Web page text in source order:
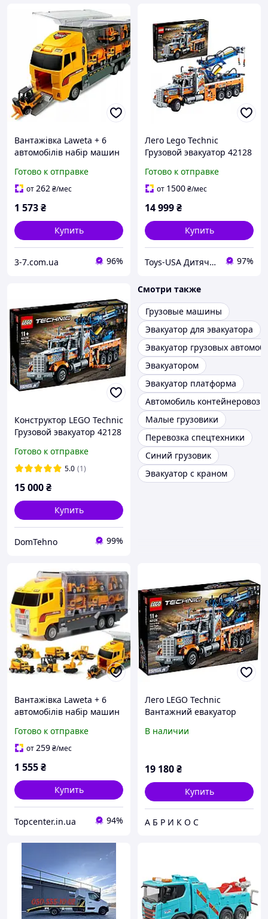
Вантажівка Laweta + 6
автомобілів набір машин
легкові будівельна
техніка 6 шт Doris
Готово к отправке
от262₴/мес
1 573₴
Купить
3-7.com.ua 96%
Лего Lego Technic
Грузовой эвакуатор 42128
Готово к отправке
от 1500₴/мес
14 999₴
Купить
Toys-USA Дитячі іграшки зі США та Європи 97%
Конструктор LEGO Technic
Грузовой эвакуатор 42128
Готово к отправке
5.0 (1)
15 000₴
Купить
DomTehno 99%
Смотри также
Грузовые машины
Эвакуатор для эвакуатора
Эвакуатор грузовых
Эвакуатором
Эвакуатор платформа
Автомобиль контейнеровоз
Малые грузовики
Перевозка спецтехники
Синий грузовик
Эвакуатор с краном
Вантажівка Laweta + 6
автомобілів набір машин
легкові будівельна
техніка 6 шт Doris
Готово к отправке
от259₴/мес
1 555₴
Купить
Topcenter.in.ua 94%
Лего LEGO Technic
Вантажний евакуатор
В наличии
19 180₴
Купить
А Б Р И К О С